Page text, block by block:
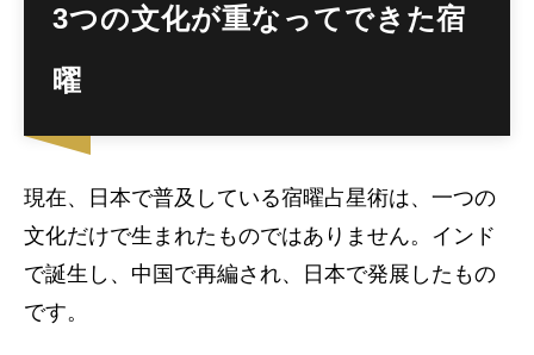
3つの文化が重なってできた宿
曜
現在、日本で普及している宿曜占星術は、一つの
文化だけで生まれたものではありません。インド
で誕生し、中国で再編され、日本で発展したもの
です。